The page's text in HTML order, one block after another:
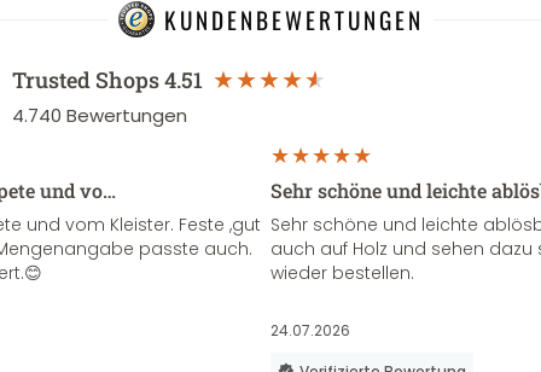
KUNDENBEWERTUNGEN
Trusted Shops4.51
4.740 Bewertungen
und vo…
und vom Kleister. Feste ,gut
passte auch.
Sehr schöne und leichte
Sehr schöne und leichte
auch auf Holz und sehen
wieder bestellen.
24.07.2026